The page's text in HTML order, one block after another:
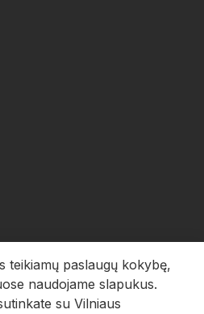
Vilnius
teikiamų paslaugų kokybę,
naudojame slapukus.
su Vilniaus